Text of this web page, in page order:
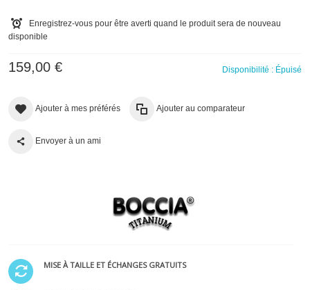
Enregistrez-vous pour être averti quand le produit sera de nouveau
disponible
Disponibilité : Épuisé
159,00 €
Ajouter à mes préférés Ajouter au comparateur
Envoyer à un ami
MISE À TAILLE ET ÉCHANGES GRATUITS